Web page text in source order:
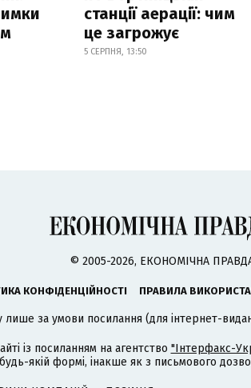
станції аерації: чим
це загрожує
5 СЕРПНЯ, 13:50
© 2005-2026, ЕКОНОМІЧНА
КОНФІДЕНЦІЙНОСТІ ПРАВИЛА
лише за умови посилання (для інтернет-
із посиланням на агентство "Інтерфакс-
якій формі, інакше як з письмового